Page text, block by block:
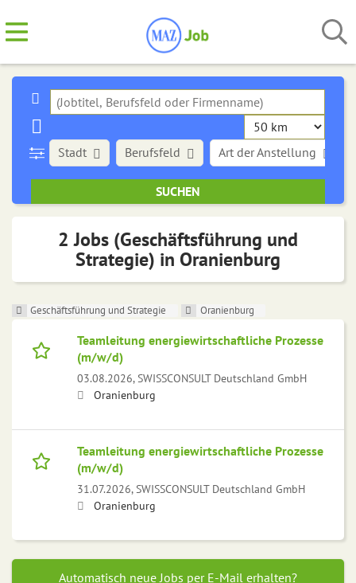
Stadt Art der Anstellung
Berufsfeld
2 Jobs (Geschäftsführung und
Strategie) in Oranienburg
Geschäftsführung und Strategie Oranienburg
Teamleitung energiewirtschaftliche Prozesse
(m/w/d)
03.08.2026,SWISSCONSULT Deutschland GmbH
Oranienburg
Teamleitung energiewirtschaftliche Prozesse
(m/w/d)
31.07.2026,SWISSCONSULT Deutschland GmbH
Oranienburg
Automatisch neue Jobs per E-Mail erhalten?